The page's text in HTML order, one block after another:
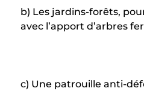
b) Les jardins-forêts,
avec l’apport d’arbres
c) Une patrouille anti-